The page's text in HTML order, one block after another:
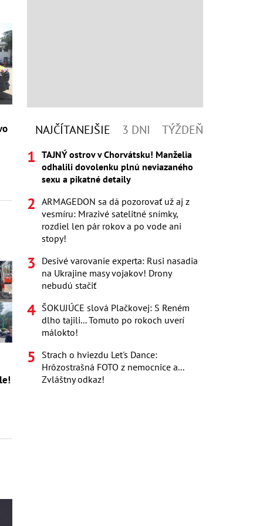
NAJČÍTANEJŠIE 3 DNI TÝŽDEŇ
TAJNÝ ostrov v Chorvátsku! Manželia
odhalili dovolenku plnú neviazaného
sexu a pikatné detaily
ARMAGEDON sa dá pozorovať už aj z
vesmíru: Mrazivé satelitné snímky,
rozdiel len pár rokov a po vode ani
stopy!
Desivé varovanie experta: Rusi nasadia
na Ukrajine masy vojakov! Drony
nebudú stačiť
ŠOKUJÚCE slová Plačkovej: S Reném
dlho tajili... Tomuto po rokoch uverí
málokto!
Strach o hviezdu Let's Dance:
Hrôzostrašná FOTO z nemocnice a...
Zvláštny odkaz!